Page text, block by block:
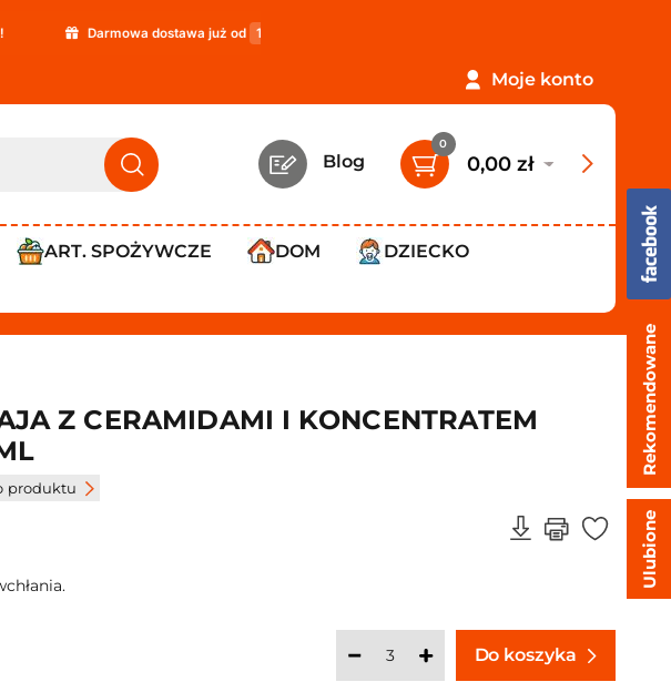
Darmowa dostawa już od 119,99 zł
Moje konto
Blog
0
0,00 zł
ART. SPOŻYWCZE DOM
DZIECKO
Z CERAMIDAMI I KONCENTRATEM
produktu
Do koszyka
Rekomendowane
Ulubione